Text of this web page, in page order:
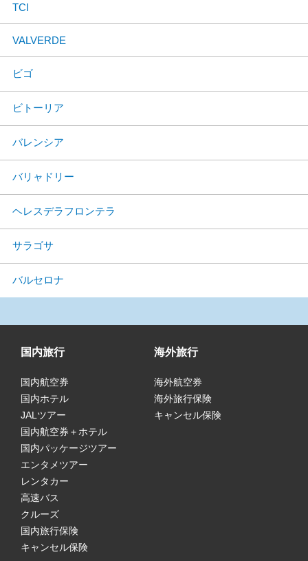
TCI
VALVERDE
ビゴ
ビトーリア
バレンシア
バリャドリー
ヘレスデラフロンテラ
サラゴサ
バルセロナ
国内旅行
国内航空券
国内ホテル
JALツアー
国内航空券＋ホテル
国内パッケージツアー
エンタメツアー
レンタカー
高速バス
クルーズ
国内旅行保険
キャンセル保険
海外旅行
海外航空券
海外旅行保険
キャンセル保険